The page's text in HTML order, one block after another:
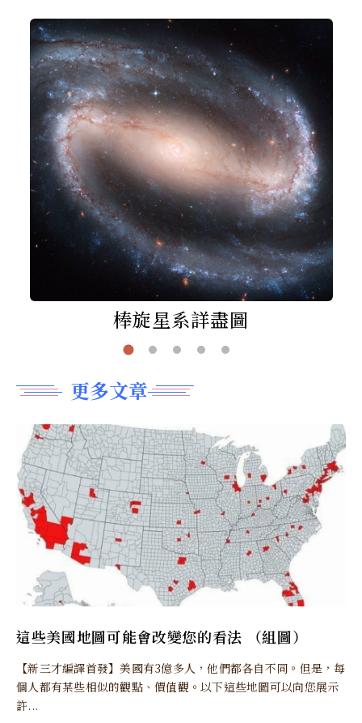
棒旋星系詳盡圖
更多文章
這些美國地圖可能會改變您的看法 （組圖）
【新三才編譯首發】美國有3億多人，他們都各自不同。但是，每
個人都有某些相似的觀點、價值觀。以下這些地圖可以向您展示
許...